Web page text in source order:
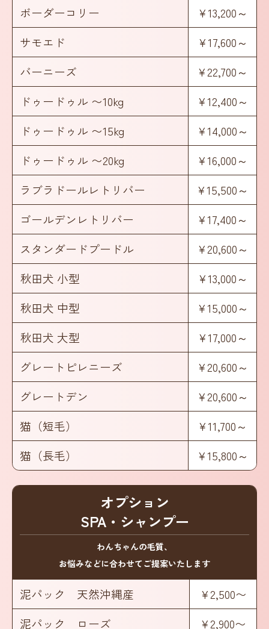
ボーダーコリー
¥13,200～
サモエド
¥17,600～
バーニーズ
¥22,700～
ドゥードゥル 〜10kg
¥12,400～
ドゥードゥル 〜15kg
¥14,000～
ドゥードゥル 〜20kg
¥16,000～
ラブラドールレトリバー
¥15,500～
ゴールデンレトリバー
¥17,400～
スタンダードプードル
¥20,600～
秋田犬 小型
¥13,000～
秋田犬 中型
¥15,000～
秋田犬 大型
¥17,000～
グレートピレニーズ
¥20,600～
グレートデン
¥20,600～
猫（短毛）
¥11,700～
猫（長毛）
¥15,800～
オプション
SPA・シャンプー
わんちゃんの毛質、
お悩みなどに合わせてご提案いたします
泥パック 天然沖縄産
¥2,500〜
泥パック ローズ
¥2,900〜